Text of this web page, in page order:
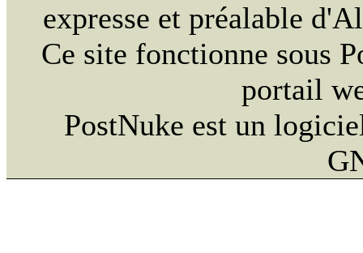
expresse et préalable
Ce site fonctionne sous
portail
PostNuke est un